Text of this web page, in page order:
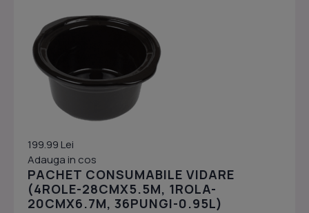
199.99 Lei
Adauga in cos
PACHET CONSUMABILE VIDARE
(4ROLE-28CMX5.5M, 1ROLA-
20CMX6.7M, 36PUNGI-0.95L)